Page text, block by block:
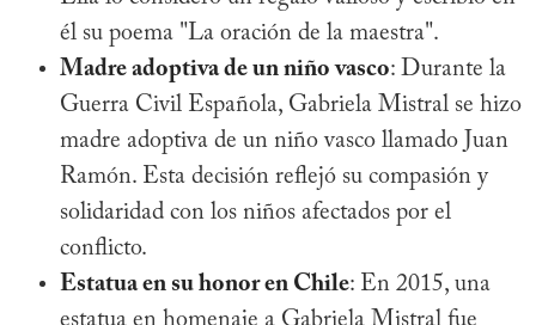
él su poema "La oración de la maestra".
Madre adoptiva de un niño vasco: Durante la
Guerra Civil Española, Gabriela Mistral se hizo
madre adoptiva de un niño vasco llamado Juan
Ramón. Esta decisión reflejó su compasión y
solidaridad con los niños afectados por el
conflicto.
Estatua en su honor en Chile: En 2015, una
estatua en homenaje a Gabriela Mistral fue